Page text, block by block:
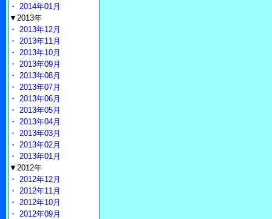
・ 2014年01月
▼2013年
・ 2013年12月
・ 2013年11月
・ 2013年10月
・ 2013年09月
・ 2013年08月
・ 2013年07月
・ 2013年06月
・ 2013年05月
・ 2013年04月
・ 2013年03月
・ 2013年02月
・ 2013年01月
▼2012年
・ 2012年12月
・ 2012年11月
・ 2012年10月
・ 2012年09月